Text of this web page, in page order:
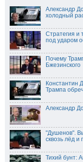
Александр
холодный
Стратегия и
под ударoм
Почему
Бжезинского
Константин
Трампа
Александр
"Душенов".
сквозь лёд
Тихий бунт: